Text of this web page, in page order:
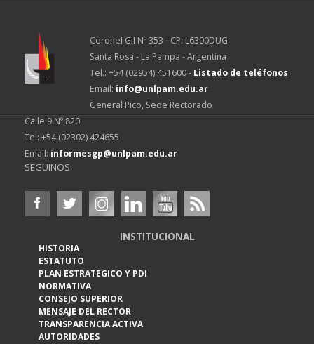
Coronel Gil Nº 353 - CP: L6300DUG
Santa Rosa - La Pampa - Argentina
Tel.: +54 (02954) 451600 - Listado de teléfonos
Email: info@unlpam.edu.ar
General Pico, Sede Rectorado
Calle 9 Nº 820
Tel: +54 (02302) 424655
Email: informesgp@unlpam.edu.ar
SEGUINOS:
INSTITUCIONAL
HISTORIA
ESTATUTO
PLAN ESTRATEGICO Y PDI
NORMATIVA
CONSEJO SUPERIOR
MENSAJE DEL RECTOR
TRANSPARENCIA ACTIVA
AUTORIDADES